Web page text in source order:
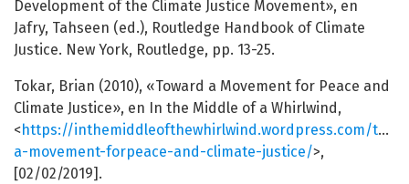
Development of the Climate Justice Movement», en
Jafry, Tahseen (ed.), Routledge Handbook of Climate
Justice. New York, Routledge, pp. 13-25.
Tokar, Brian (2010), «Toward a Movement for Peace and
Climate Justice», en In the Middle of a Whirlwind,
<https://inthemiddleofthewhirlwind.wordpress.com/
a-movement-forpeace-and-climate-justice/>,
[02/02/2019].